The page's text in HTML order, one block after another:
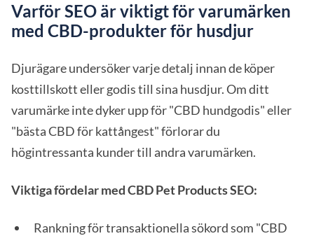
Varför SEO är viktigt för varumärken
med CBD-produkter för husdjur
Djurägare undersöker varje detalj innan de köper
kosttillskott eller godis till sina husdjur. Om ditt
varumärke inte dyker upp för "CBD hundgodis" eller
"bästa CBD för kattångest" förlorar du
högintressanta kunder till andra varumärken.
Viktiga fördelar med CBD Pet Products SEO:
Rankning för transaktionella sökord som "CBD